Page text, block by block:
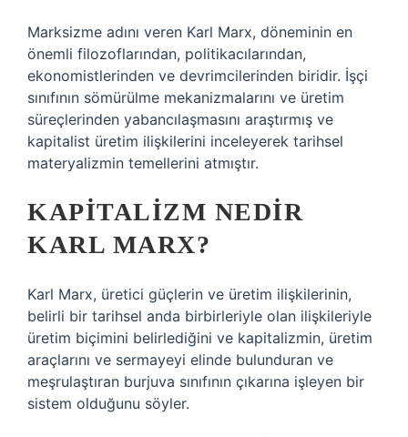
Marksizme adını veren Karl Marx, döneminin en
önemli filozoflarından, politikacılarından,
ekonomistlerinden ve devrimcilerinden biridir. İşçi
sınıfının sömürülme mekanizmalarını ve üretim
süreçlerinden yabancılaşmasını araştırmış ve
kapitalist üretim ilişkilerini inceleyerek tarihsel
materyalizmin temellerini atmıştır.
KAPITALIZM NEDIR
KARL MARX?
Karl Marx, üretici güçlerin ve üretim ilişkilerinin,
belirli bir tarihsel anda birbirleriyle olan ilişkileriyle
üretim biçimini belirlediğini ve kapitalizmin, üretim
araçlarını ve sermayeyi elinde bulunduran ve
meşrulaştıran burjuva sınıfının çıkarına işleyen bir
sistem olduğunu söyler.